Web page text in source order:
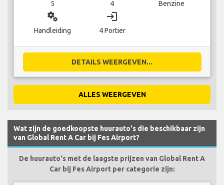
5 4 Benzine
miscellaneous_services
Handleiding
login
4 Portier
DETAILS WEERGEVEN...
ALLES WEERGEVEN
Wat zijn de goedkoopste huurauto's die beschikbaar zijn
van Global Rent A Car bij Fes Airport?
De huurauto's met de laagste prijzen van Global Rent A
Car bij Fes Airport per categorie zijn: